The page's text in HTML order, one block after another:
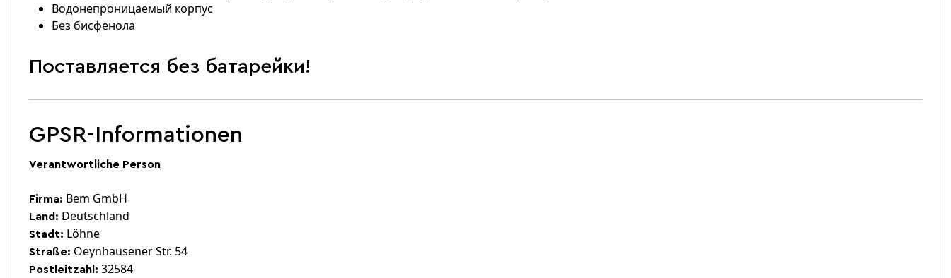
Водонепроницаемый корпус
Без бисфенола
Поставляется без батарейки!
GPSR-Informationen
Verantwortliche Person
Firma: Bem GmbH
Land: Deutschland
Stadt: Löhne
Straße: Oeynhausener Str. 54
Postleitzahl: 32584